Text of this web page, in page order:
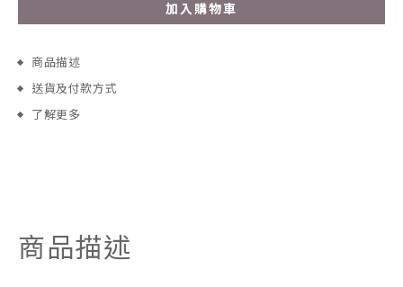
加入購物車
商品描述
送貨及付款方式
了解更多
商品描述